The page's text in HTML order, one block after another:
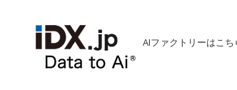
AIファクトリーはこち